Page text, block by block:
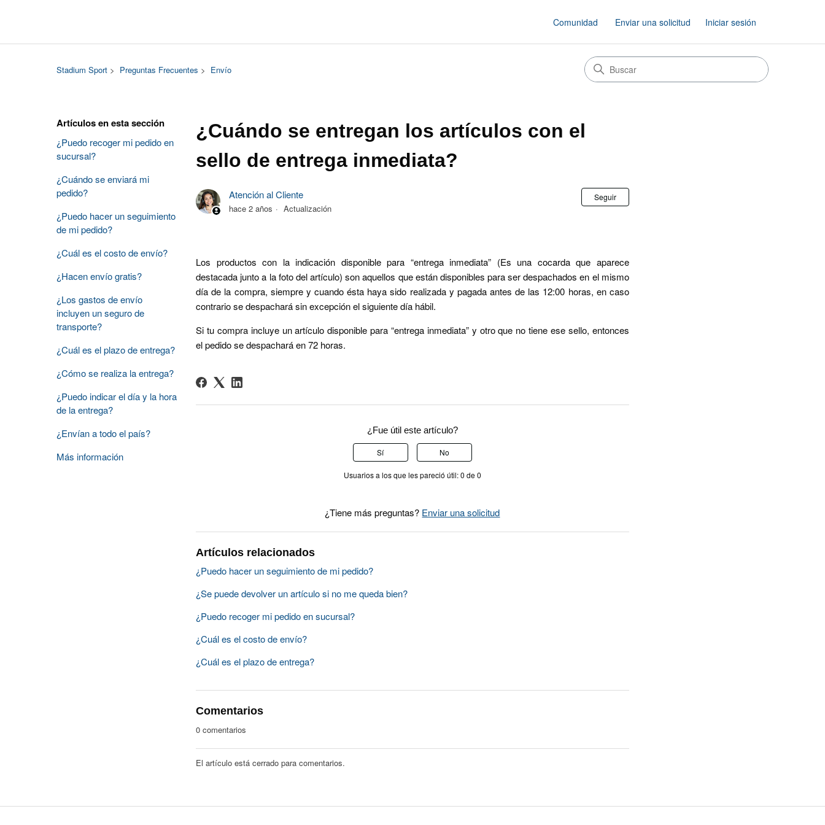
Comunidad Enviar una solicitud Iniciar sesión
Stadium Sport Preguntas Frecuentes Envío
Artículos en esta sección
¿Puedo recoger mi pedido en
sucursal?
¿Cuándo se enviará mi
pedido?
¿Puedo hacer un seguimiento
de mi pedido?
¿Cuál es el costo de envío?
¿Hacen envío gratis?
¿Los gastos de envío
incluyen un seguro de
transporte?
¿Cuál es el plazo de entrega?
¿Cómo se realiza la entrega?
¿Puedo indicar el día y la hora
de la entrega?
¿Envían a todo el país?
Más información
¿Cuándo se entregan los artículos con el
sello de entrega inmediata?
Atención al Cliente
hace 2 años Actualización
Seguir Nadie lo sigue aún
Los productos con la indicación disponible para “entrega inmediata” (Es una cocarda que aparece
destacada junto a la foto del artículo) son aquellos que están disponibles para ser despachados en el mismo
día de la compra, siempre y cuando ésta haya sido realizada y pagada antes de las 12:00 horas, en caso
contrario se despachará sin excepción el siguiente día hábil.
Si tu compra incluye un artículo disponible para “entrega inmediata” y otro que no tiene ese sello, entonces
el pedido se despachará en 72 horas.
¿Fue útil este artículo?
Sí No
Usuarios a los que les pareció útil: 0 de 0
¿Tiene más preguntas? Enviar una solicitud
Artículos relacionados
¿Puedo hacer un seguimiento de mi pedido?
¿Se puede devolver un artículo si no me queda bien?
¿Puedo recoger mi pedido en sucursal?
¿Cuál es el costo de envío?
¿Cuál es el plazo de entrega?
Comentarios
0 comentarios
El artículo está cerrado para comentarios.